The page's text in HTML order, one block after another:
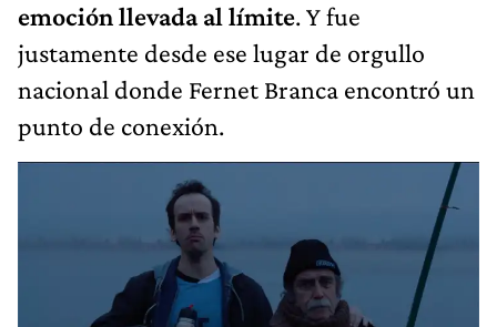
emoción llevada al límite. Y fue
justamente desde ese lugar de orgullo
nacional donde Fernet Branca encontró un
punto de conexión.